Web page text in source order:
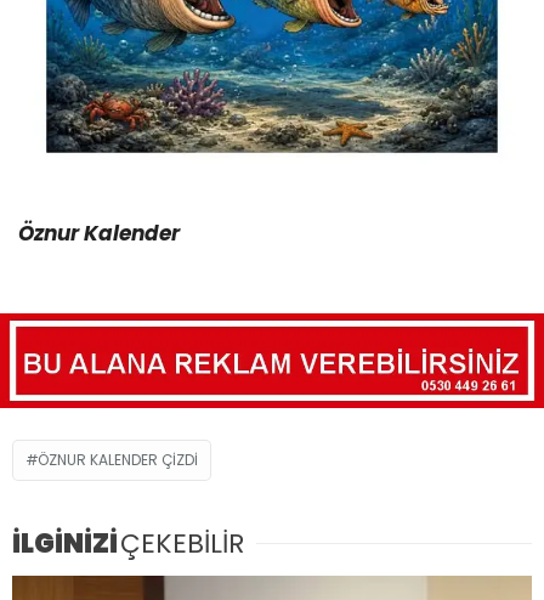
Öznur Kalender
ÖZNUR KALENDER ÇIZDI
İLGİNİZİÇEKEBİLİR